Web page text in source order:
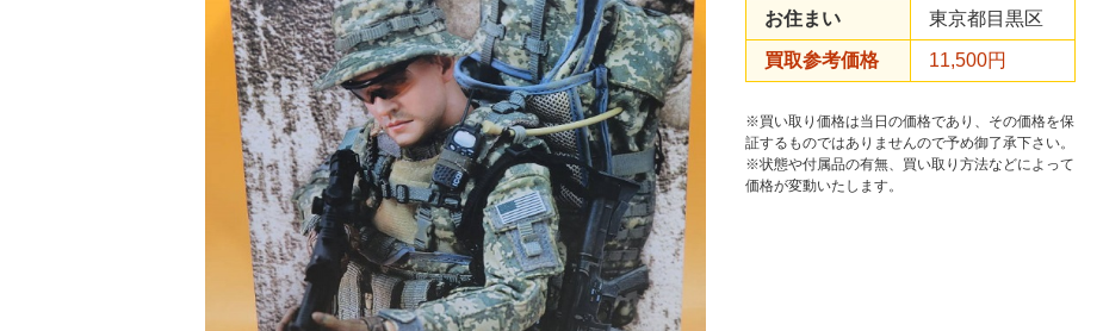
お住まい 東京都目黒区
買取参考価格 11,500円
※買い取り価格は当日の価格であり、その価格を保
証するものではありませんので予め御了承下さい。
※状態や付属品の有無、買い取り方法などによって
価格が変動いたします。